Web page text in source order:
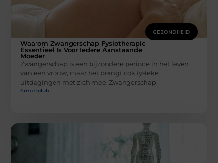
GEZONDHEID
Waarom Zwangerschap Fysiotherapie
Essentieel Is Voor Iedere Aanstaande
Moeder
Zwangerschap is een bijzondere periode in het leven
van een vrouw, maar het brengt ook fysieke
uitdagingen met zich mee. Zwangerschap
Smartclub